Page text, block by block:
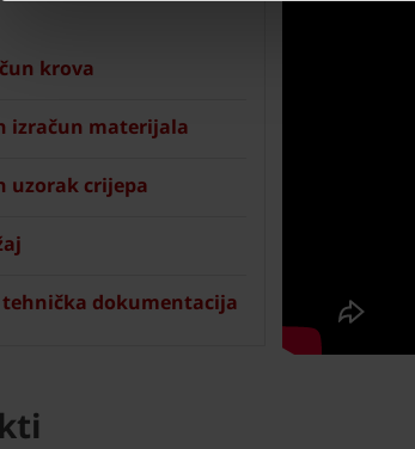
krova
izračun materijala
uzorak crijepa
dokumentacija